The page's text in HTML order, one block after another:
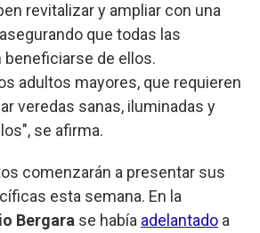
revitalizar y ampliar con una
que todas las
beneficiarse de ellos.
adultos mayores, que requieren
veredas sanas, iluminadas y
se afirma.
comenzarán a presentar sus
esta semana. En la
Bergara se había adelantado a